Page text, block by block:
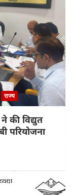
राज्य
की विद्युत
परियोजना